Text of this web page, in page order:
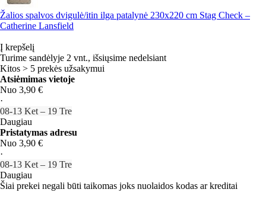
Žalios spalvos dvigulė/itin ilga patalynė 230x220 cm Stag Check –
Catherine Lansfield
Į krepšelį
Turime sandėlyje 2 vnt., išsiųsime nedelsiant
Kitos > 5 prekės užsakymui
Atsiėmimas vietoje
Nuo 3,90 €
·
08‑13 Ket – 19 Tre
Daugiau
Pristatymas adresu
Nuo 3,90 €
·
08‑13 Ket – 19 Tre
Daugiau
Šiai prekei negali būti taikomas joks nuolaidos kodas ar kreditai